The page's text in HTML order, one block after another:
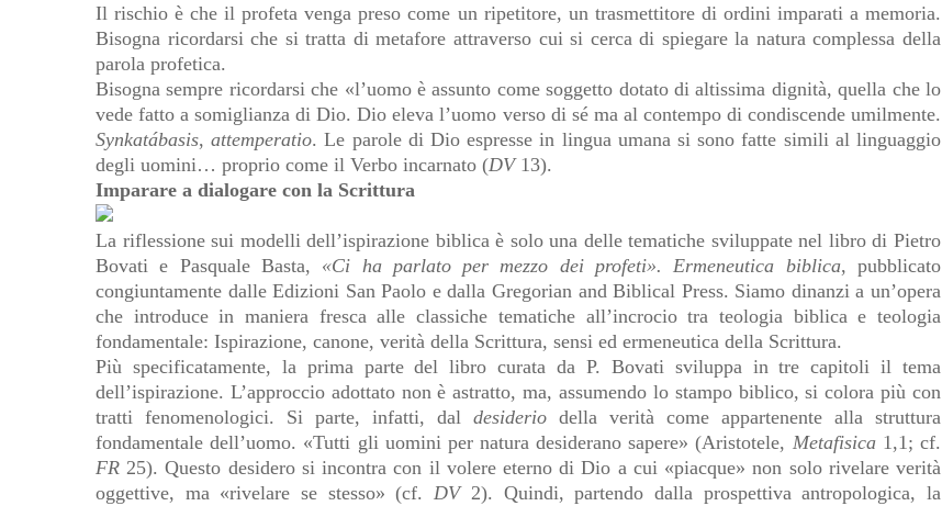
Il rischio è che il profeta venga preso come un ripetitore, un trasmettitore di ordini imparati a memoria.
Bisogna ricordarsi che si tratta di metafore attraverso cui si cerca di spiegare la natura complessa della
parola profetica.
Bisogna sempre ricordarsi che «l’uomo è assunto come soggetto dotato di altissima dignità, quella che lo
vede fatto a somiglianza di Dio. Dio eleva l’uomo verso di sé ma al contempo di condiscende umilmente.
Synkatábasis,attemperatio. Le parole di Dio espresse in lingua umana si sono fatte simili al linguaggio
degli uomini… proprio come il Verbo incarnato (DV13).
Imparare a dialogare con la Scrittura
La riflessione sui modelli dell’ispirazione biblica è solo una delle tematiche sviluppate nel libro di Pietro
Bovati e Pasquale Basta, «Ci ha parlato per mezzo dei profeti». Ermeneutica biblica, pubblicato
congiuntamente dalle Edizioni San Paolo e dalla Gregorian and Biblical Press. Siamo dinanzi a un’opera
che introduce in maniera fresca alle classiche tematiche all’incrocio tra teologia biblica e teologia
fondamentale: Ispirazione, canone, verità della Scrittura, sensi ed ermeneutica della Scrittura.
Più specificatamente, la prima parte del libro curata da P. Bovati sviluppa in tre capitoli il tema
dell’ispirazione. L’approccio adottato non è astratto, ma, assumendo lo stampo biblico, si colora più con
tratti fenomenologici. Si parte, infatti, dal desiderio della verità come appartenente alla struttura
fondamentale dell’uomo. «Tutti gli uomini per natura desiderano sapere» (Aristotele, Metafisica 1,1; cf.
FR 25). Questo desidero si incontra con il volere eterno di Dio a cui «piacque» non solo rivelare verità
oggettive, ma «rivelare se stesso» (cf.DV 2). Quindi, partendo dalla prospettiva antropologica, la